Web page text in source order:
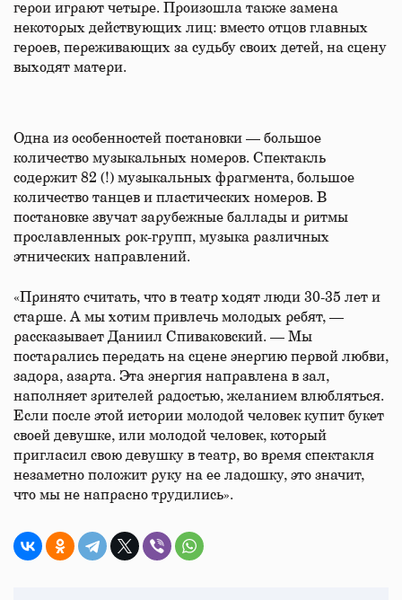
герои играют четыре. Произошла также замена
некоторых действующих лиц: вместо отцов главных
героев, переживающих за судьбу своих детей, на сцену
выходят матери.
Одна из особенностей постановки — большое
количество музыкальных номеров. Спектакль
содержит 82 (!) музыкальных фрагмента, большое
количество танцев и пластических номеров. В
постановке звучат зарубежные баллады и ритмы
прославленных рок-групп, музыка различных
этнических направлений.
«Принято считать, что в театр ходят люди 30-35 лет и
старше. А мы хотим привлечь молодых ребят, —
рассказывает Даниил Спиваковский. — Мы
постарались передать на сцене энергию первой любви,
задора, азарта. Эта энергия направлена в зал,
наполняет зрителей радостью, желанием влюбляться.
Если после этой истории молодой человек купит букет
своей девушке, или молодой человек, который
пригласил свою девушку в театр, во время спектакля
незаметно положит руку на ее ладошку, это значит,
что мы не напрасно трудились».